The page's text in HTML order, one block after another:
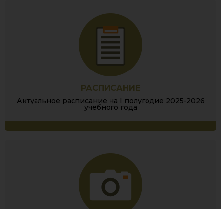
РАСПИСАНИЕ
Актуальное расписание на I полугодие 2025-2026
учебного года